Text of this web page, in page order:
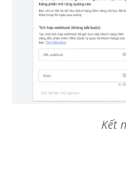
Kết